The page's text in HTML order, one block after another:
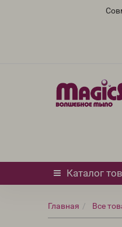
Каталог
Главная Все